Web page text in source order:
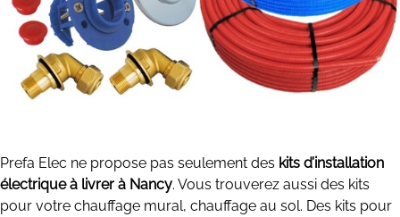
Prefa Elec ne propose pas seulement des kits d’installation
électrique à livrer à Nancy. Vous trouverez aussi des kits
pour votre chauffage mural, chauffage au sol. Des kits pour